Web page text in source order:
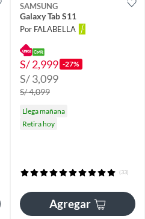
SAMSUNG
Galaxy Tab S11
Por FALABELLA
S/ 2,999 -27%
S/ 3,099
S/ 4,099
Llega mañana
Retira hoy
(33)
Agregar